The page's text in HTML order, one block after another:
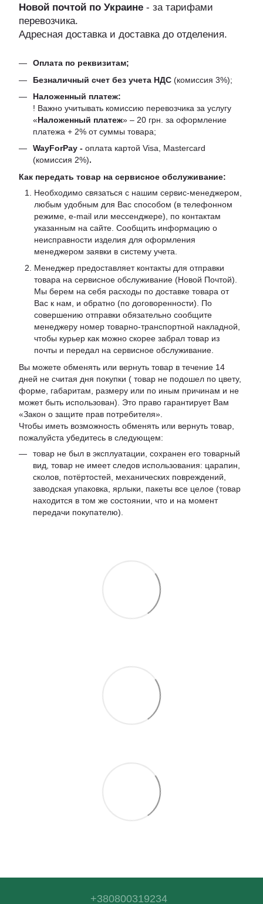
Новой почтой по Украине - за тарифами
перевозчика.
Адресная доставка и доставка до отделения.
Оплата по реквизитам;
Безналичный счет без учета НДС (комиссия 3%);
Наложенный платеж:
! Важно учитывать комиссию перевозчика за услугу
«Наложенный платеж» – 20 грн. за оформление
платежа + 2% от суммы товара;
WayForPay - оплата картой Visa, Mastercard
(комиссия 2%).
Как передать товар на сервисное обслуживание:
Необходимо связаться с нашим сервис-менеджером,
любым удобным для Вас способом (в телефонном
режиме, e-mail или мессенджере), по контактам
указанным на сайте. Сообщить информацию о
неисправности изделия для оформления
менеджером заявки в систему учета.
Менеджер предоставляет контакты для отправки
товара на сервисное обслуживание (Новой Почтой).
Мы берем на себя расходы по доставке товара от
Вас к нам, и обратно (по договоренности). По
совершению отправки обязательно сообщите
менеджеру номер товарно-транспортной накладной,
чтобы курьер как можно скорее забрал товар из
почты и передал на сервисное обслуживание.
Вы можете обменять или вернуть товар в течение 14
дней не считая дня покупки ( товар не подошел по цвету,
форме, габаритам, размеру или по иным причинам и не
может быть использован). Это право гарантирует Вам
«Закон о защите прав потребителя».
Чтобы иметь возможность обменять или вернуть товар,
пожалуйста убедитесь в следующем:
товар не был в эксплуатации, сохранен его товарный
вид, товар не имеет следов использования: царапин,
сколов, потёртостей, механических повреждений,
заводская упаковка, ярлыки, пакеты все целое (товар
находится в том же состоянии, что и на момент
передачи покупателю).
+380800319234